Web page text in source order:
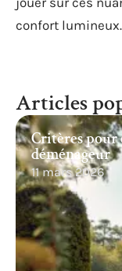
confort lumineux.
Articles
Critères pour
déménageur
11 mars 2026